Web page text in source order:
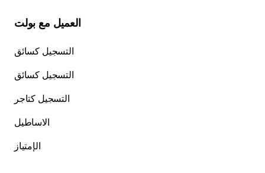
العميل مع بولت
التسجيل كسائق
التسجيل كسائق
التسجيل كتاجر
الاساطيل
الإمتياز